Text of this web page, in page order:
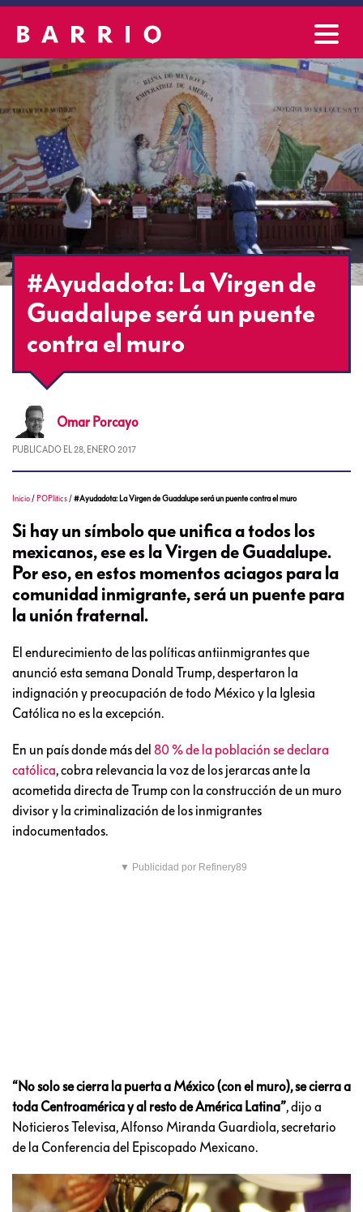
#Ayudadota: La Virgen de
Guadalupe será un puente
contra el muro
Omar Porcayo
PUBLICADO EL 28, ENERO 2017
Inicio / POPlitics /#Ayudadota: La Virgen de Guadalupe será un puente contra el muro
Si hay un símbolo que unifica a todos los
mexicanos, ese es la Virgen de Guadalupe.
Por eso, en estos momentos aciagos para la
comunidad inmigrante, será un puente para
la unión fraternal.
El endurecimiento de las políticas antiinmigrantes que
anunció esta semana Donald Trump, despertaron la
indignación y preocupación de todo México y la Iglesia
Católica no es la excepción.
En un país donde más del 80 % de la población se declara
católica, cobra relevancia la voz de los jerarcas ante la
acometida directa de Trump con la construcción de un muro
divisor y la criminalización de los inmigrantes
indocumentados.
▼ Publicidad por Refinery89
“No solo se cierra la puerta a México (con el muro), se cierra a
toda Centroamérica y al resto de América Latina”, dijo a
Noticieros Televisa, Alfonso Miranda Guardiola, secretario
de la Conferencia del Episcopado Mexicano.